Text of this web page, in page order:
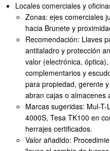
Locales comerciales y
Zonas: ejes comerciales
hacia Brunete y
Recomendación: Llaves
antitaladro y protección
valor (electrónica,
complementarios y
para propiedad, gerente
abran cajas o almacenes
Marcas sugeridas: Mul-
4000S, Tesa TK100 en
herrajes certificados.
Valor añadido: